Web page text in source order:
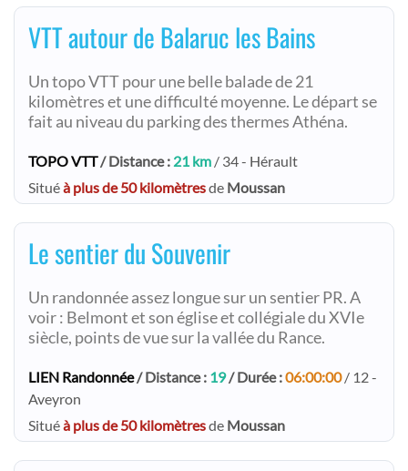
VTT autour de Balaruc les Bains
Un topo VTT pour une belle balade de 21
kilomètres et une difficulté moyenne. Le départ se
fait au niveau du parking des thermes Athéna.
TOPO VTT/ Distance : 21 km / 34 - Hérault
Situéà plus de 50 kilomètresde Moussan
Le sentier du Souvenir
Un randonnée assez longue sur un sentier PR. A
voir : Belmont et son église et collégiale du XVIe
siècle, points de vue sur la vallée du Rance.
LIEN Randonnée/ Distance : 19/ Durée :06:00:00/ 12 -
Aveyron
Situéà plus de 50 kilomètresde Moussan